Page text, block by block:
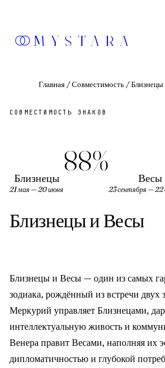
MYSTARA
Главная/Совместимость/Близнецы
СОВМЕСТИМОСТЬ ЗНАКОВ
Близнецы
21 мая — 20 июня
88%
Весы
23 сентября — 22
БлизнецыиВесы
Близнецы и Весы — один из самых
зодиака, рождённый из встречи двух
Меркурий управляет Близнецами,
интеллектуальную живость и
Венера правит Весами, наполняя их
дипломатичностью и глубокой